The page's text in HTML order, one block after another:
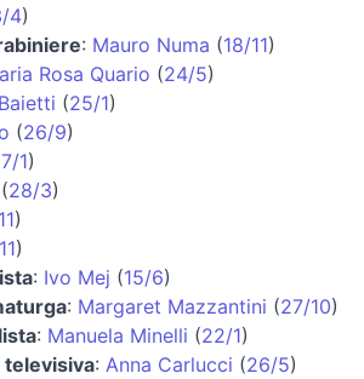
4)
: Mauro Numa (18/11)
Rosa Quario (24/5)
(25/1)
(26/9)
1)
(28/3)
)
)
: Ivo Mej (15/6)
: Margaret Mazzantini (27/10)
: Manuela Minelli (22/1)
: Anna Carlucci (26/5)